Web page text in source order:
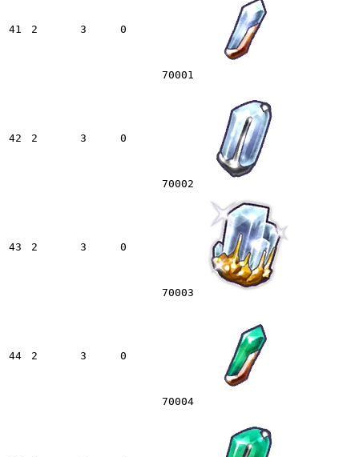
41 2 3 0
70001
42 2 3 0
70002
43 2 3 0
70003
44 2 3 0
70004